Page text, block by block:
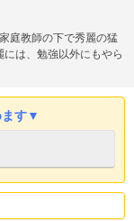
庭教師の下で秀麗の猛
は、勉強以外にもやら
ます▼